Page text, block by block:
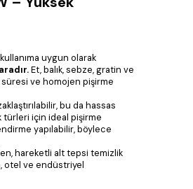
uygun olarak
Et, balık, sebze, gratin ve
süresi ve homojen pişirme
bu da hassas
türleri için ideal pişirme
yapılabilir, böylece
hareketli alt tepsi temizlik
otel ve endüstriyel